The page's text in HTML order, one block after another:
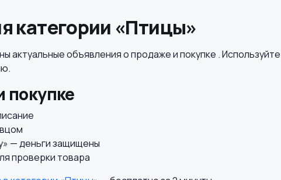
категории «Птицы»
актуальные объявления о продаже и покупке .
покупке
— деньги защищены
проверки товара